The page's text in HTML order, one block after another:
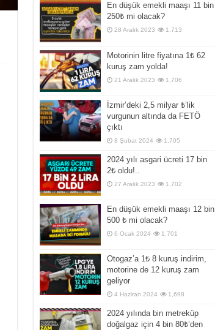
En düşük emekli maaşı 11 bin
250₺ mi olacak?
28 Aralık 2023 1,713
Motorinin litre fiyatına 1₺ 62
kuruş zam yolda!
21 Aralık 2023 1,706
İzmir’deki 2,5 milyar ₺’lik
vurgunun altında da FETÖ
çıktı
8 Şubat 2024 1,705
2024 yılı asgari ücreti 17 bin
2₺ oldu!..
27 Aralık 2023 1,702
En düşük emekli maaşı 12 bin
500 ₺ mi olacak?
6 Ocak 2024 1,701
Otogaz’a 1₺ 8 kuruş indirim,
motorine de 12 kuruş zam
geliyor
4 Haziran 2024 1,698
2024 yılında bin metreküp
doğalgaz için 4 bin 80₺’den